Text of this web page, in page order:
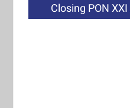
Closing PON